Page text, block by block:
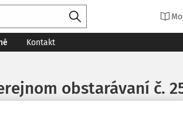
Kontakt
obstarávaní č.